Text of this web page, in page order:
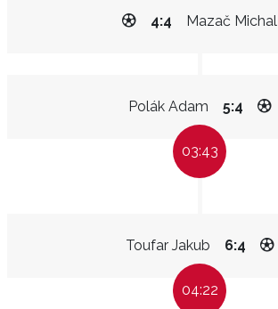
Mazač Michal
4:4
Polák Adam 5:4
03:43
Toufar Jakub 6:4
04:22